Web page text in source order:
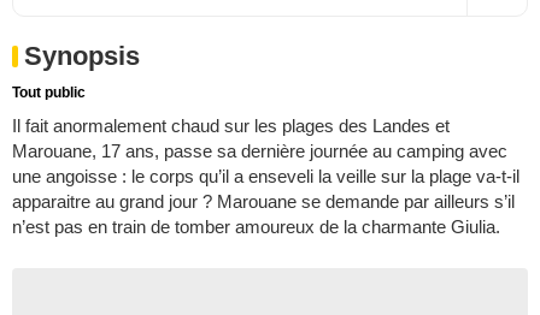
Synopsis
Tout public
Il fait anormalement chaud sur les plages des Landes et
Marouane, 17 ans, passe sa dernière journée au camping avec
une angoisse : le corps qu’il a enseveli la veille sur la plage va-t-il
apparaitre au grand jour ? Marouane se demande par ailleurs s’il
n’est pas en train de tomber amoureux de la charmante Giulia.